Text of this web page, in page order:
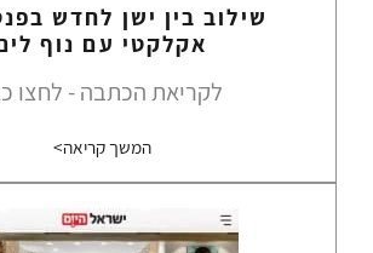
שילוב בין ישן לחדש
אקלקטי עם נוף
לקריאת הכתבה - לחצו
המשך קריאה>